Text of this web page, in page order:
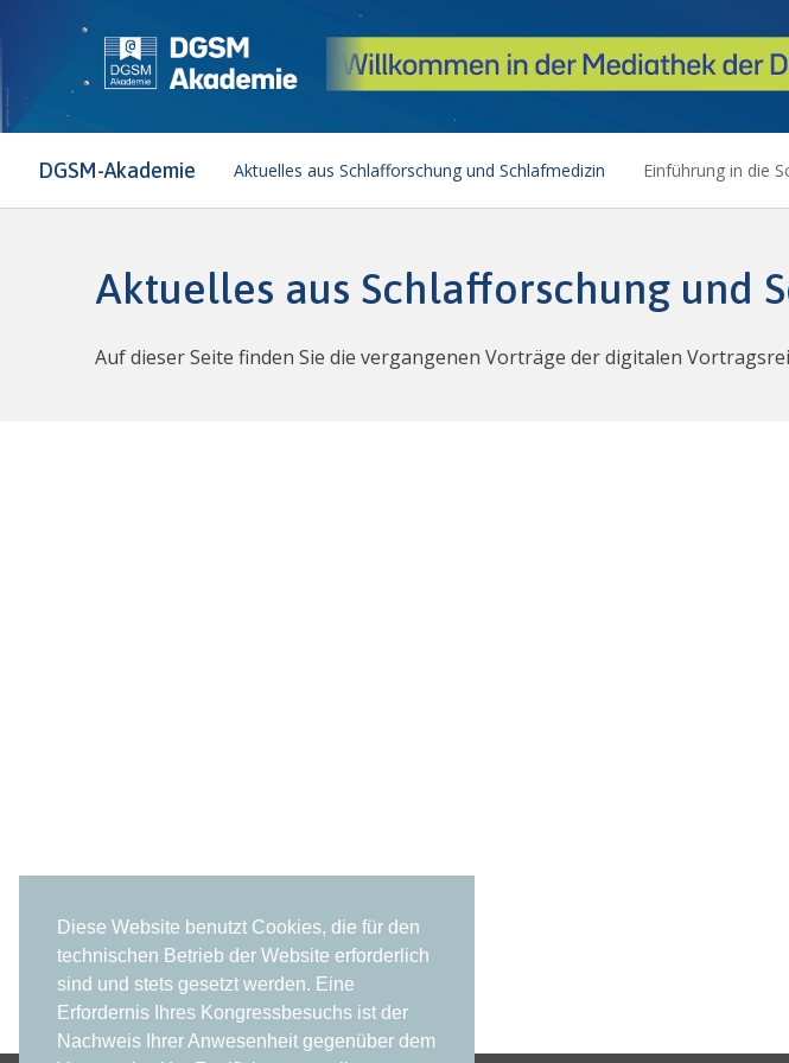
Diese Website benutzt Cookies, die für den
technischen Betrieb der Website erforderlich
sind und stets gesetzt werden. Eine
Erfordernis Ihres Kongressbesuchs ist der
Nachweis Ihrer Anwesenheit gegenüber dem
DGSM-Akademie Aktuelles aus Schlafforschung und Schlafmedizin Einführung in die
Aktuelles aus Schlafforschung und
Auf dieser Seite finden Sie die vergangenen Vorträge der digitalen